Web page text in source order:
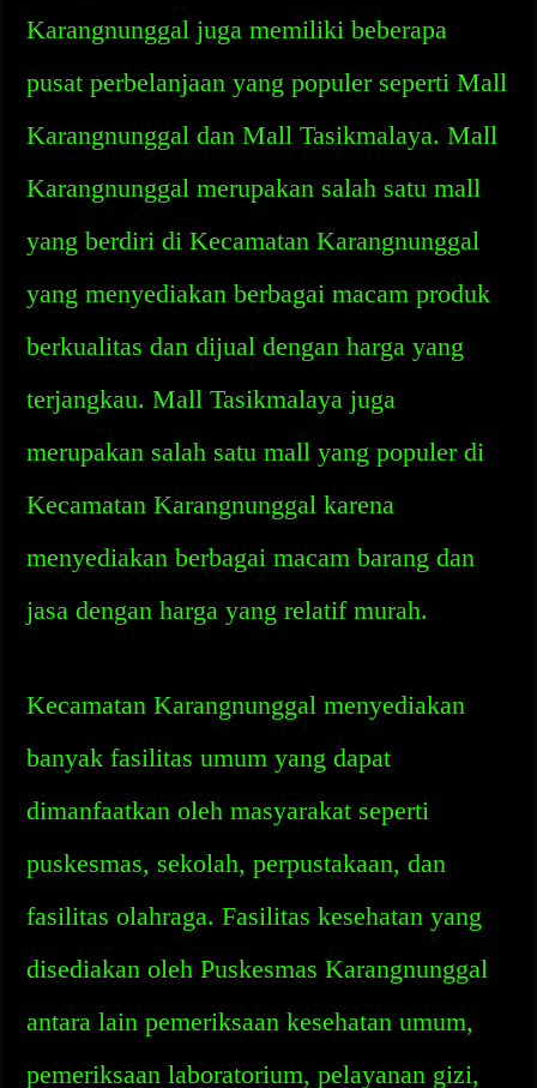
Karangnunggal juga memiliki beberapa
pusat perbelanjaan yang populer seperti Mall
Karangnunggal dan Mall Tasikmalaya. Mall
Karangnunggal merupakan salah satu mall
yang berdiri di Kecamatan Karangnunggal
yang menyediakan berbagai macam produk
berkualitas dan dijual dengan harga yang
terjangkau. Mall Tasikmalaya juga
merupakan salah satu mall yang populer di
Kecamatan Karangnunggal karena
menyediakan berbagai macam barang dan
jasa dengan harga yang relatif murah.
Kecamatan Karangnunggal menyediakan
banyak fasilitas umum yang dapat
dimanfaatkan oleh masyarakat seperti
puskesmas, sekolah, perpustakaan, dan
fasilitas olahraga. Fasilitas kesehatan yang
disediakan oleh Puskesmas Karangnunggal
antara lain pemeriksaan kesehatan umum,
pemeriksaan laboratorium, pelayanan gizi,